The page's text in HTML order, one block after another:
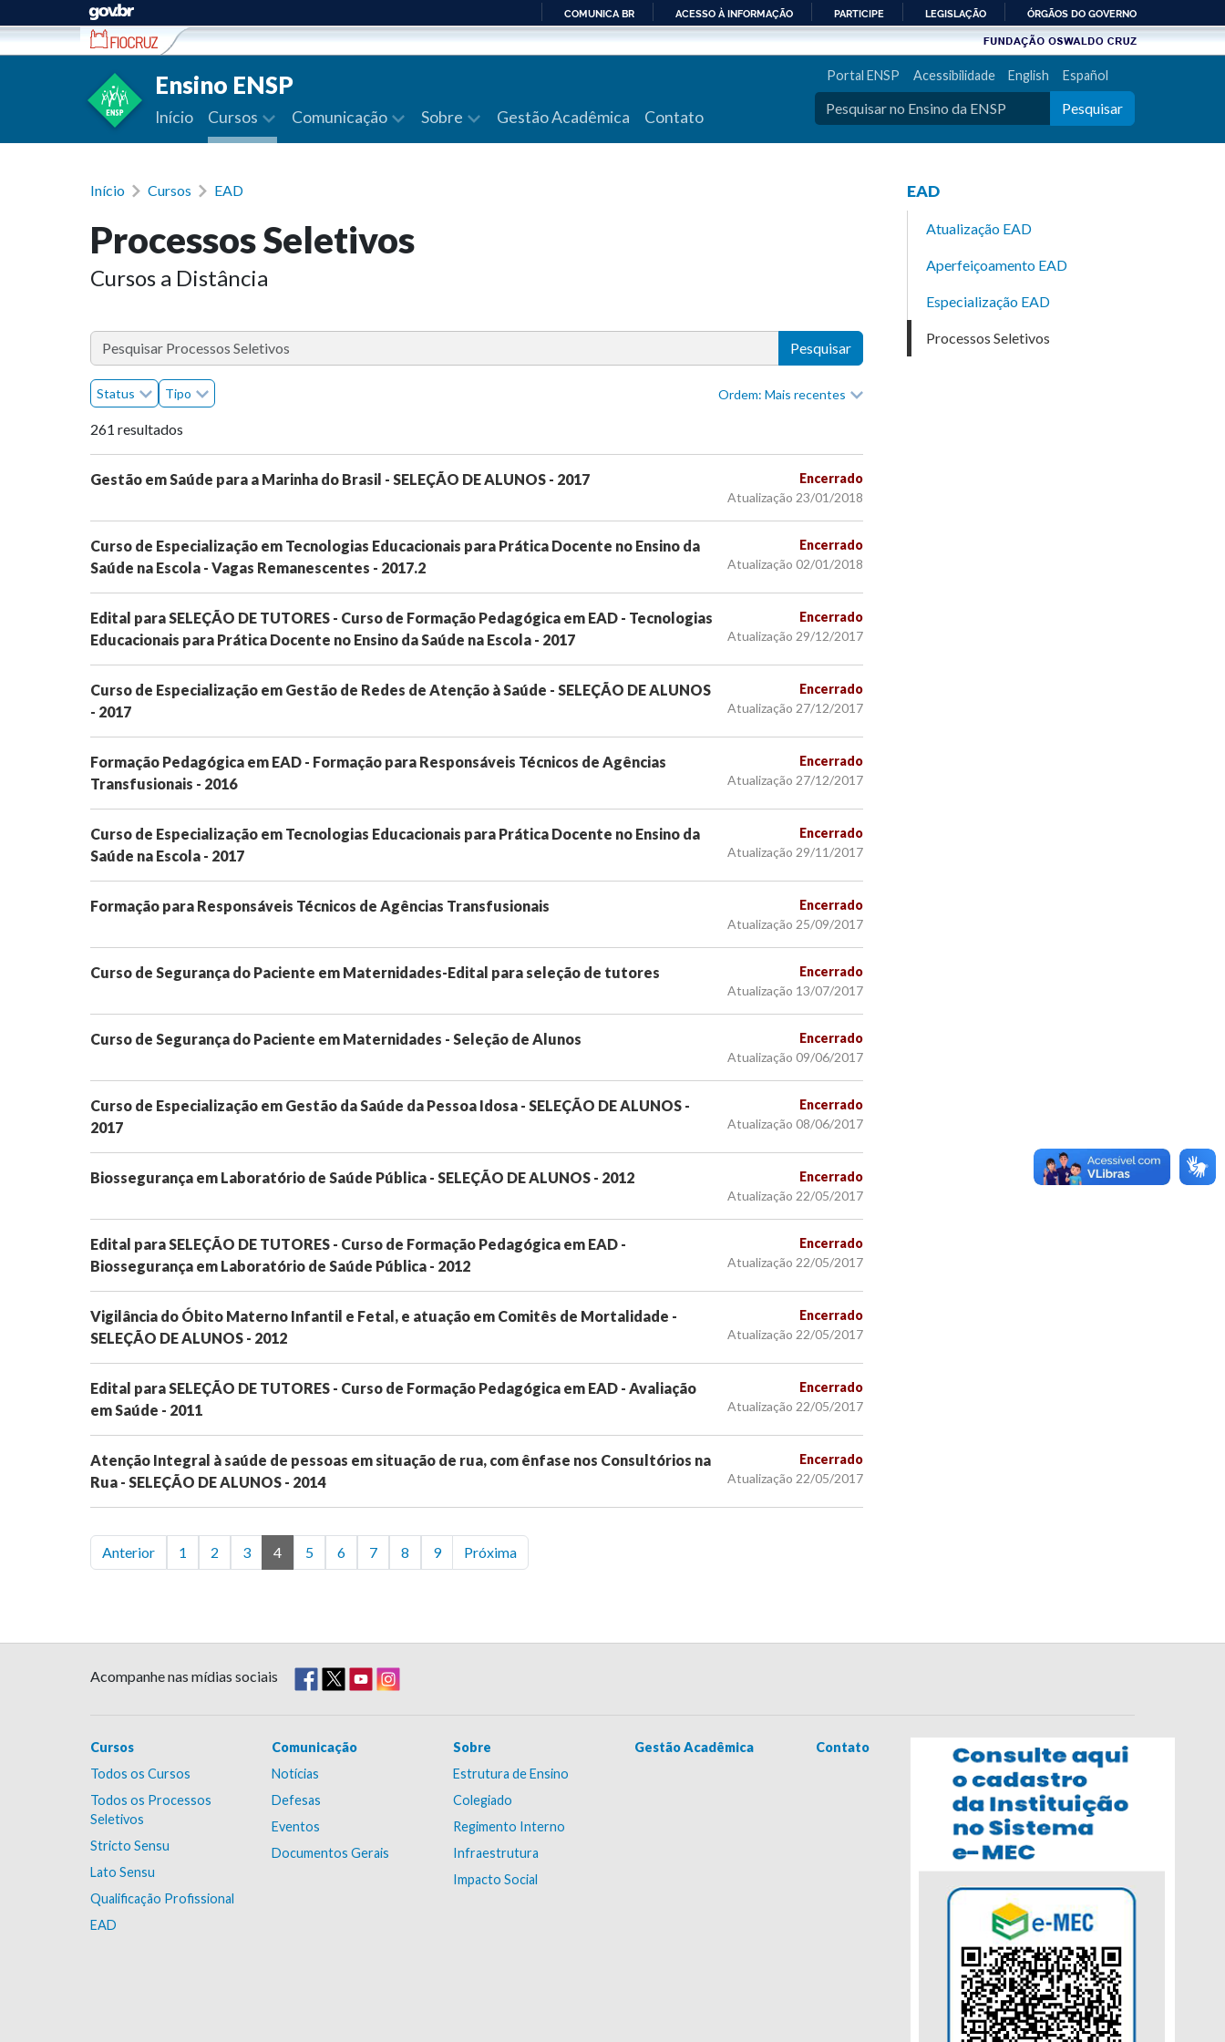
Ir para conteúdo
PARA
COMUNICA BR ACESSO À INFORMAÇÃO PARTICIPE LEGISLAÇÃO ÓRGÃOS DO GOVERNO
Ensino ENSP
Início Cursos Comunicação Sobre Gestão Acadêmica Contato
Portal ENSP Acessibilidade English Español
Pesquisar
Início Cursos EAD
Processos Seletivos
Cursos a Distância
Pesquisar
Status Tipo Ordem: Mais recentes
261 resultados
Gestão em Saúde para a Marinha do Brasil - SELEÇÃO DE ALUNOS - 2017
Encerrado
Atualização 23/01/2018
Curso de Especialização em Tecnologias Educacionais para Prática Docente no Ensino da
Saúde na Escola - Vagas Remanescentes - 2017.2
Encerrado
Atualização 02/01/2018
Edital para SELEÇÃO DE TUTORES - Curso de Formação Pedagógica em EAD - Tecnologias
Educacionais para Prática Docente no Ensino da Saúde na Escola - 2017
Encerrado
Atualização 29/12/2017
Curso de Especialização em Gestão de Redes de Atenção à Saúde - SELEÇÃO DE ALUNOS
- 2017
Encerrado
Atualização 27/12/2017
Formação Pedagógica em EAD - Formação para Responsáveis Técnicos de Agências
Transfusionais - 2016
Encerrado
Atualização 27/12/2017
Curso de Especialização em Tecnologias Educacionais para Prática Docente no Ensino da
Saúde na Escola - 2017
Encerrado
Atualização 29/11/2017
Formação para Responsáveis Técnicos de Agências Transfusionais
Encerrado
Atualização 25/09/2017
Curso de Segurança do Paciente em Maternidades-Edital para seleção de tutores
Encerrado
Atualização 13/07/2017
Curso de Segurança do Paciente em Maternidades - Seleção de Alunos
Encerrado
Atualização 09/06/2017
Curso de Especialização em Gestão da Saúde da Pessoa Idosa - SELEÇÃO DE ALUNOS -
2017
Encerrado
Atualização 08/06/2017
Biossegurança em Laboratório de Saúde Pública - SELEÇÃO DE ALUNOS - 2012
Encerrado
Atualização 22/05/2017
Edital para SELEÇÃO DE TUTORES - Curso de Formação Pedagógica em EAD -
Biossegurança em Laboratório de Saúde Pública - 2012
Encerrado
Atualização 22/05/2017
Vigilância do Óbito Materno Infantil e Fetal, e atuação em Comitês de Mortalidade -
SELEÇÃO DE ALUNOS - 2012
Encerrado
Atualização 22/05/2017
Edital para SELEÇÃO DE TUTORES - Curso de Formação Pedagógica em EAD - Avaliação
em Saúde - 2011
Encerrado
Atualização 22/05/2017
Atenção Integral à saúde de pessoas em situação de rua, com ênfase nos Consultórios na
Rua - SELEÇÃO DE ALUNOS - 2014
Encerrado
Atualização 22/05/2017
Anterior 1 2 3 4 5 6 7 8 9 Próxima
EAD
Atualização EAD
Aperfeiçoamento EAD
Especialização EAD
Processos Seletivos
Acompanhe nas mídias sociais
Cursos
Todos os Cursos
Todos os Processos
Seletivos
Stricto Sensu
Lato Sensu
Qualificação Profissional
EAD
Comunicação
Notícias
Defesas
Eventos
Documentos Gerais
Sobre
Estrutura de Ensino
Colegiado
Regimento Interno
Infraestrutura
Impacto Social
Gestão Acadêmica Contato